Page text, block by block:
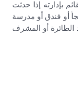
بإدارته إذا حدثت
أو فندق أو مدرسة
الطائرة أو المشرف